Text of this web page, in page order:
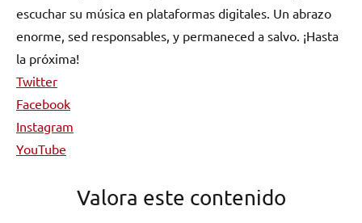
escuchar su música en plataformas digitales. Un abrazo
enorme, sed responsables, y permaneced a salvo. ¡Hasta
la próxima!
Twitter
Facebook
Instagram
YouTube
Valora este contenido